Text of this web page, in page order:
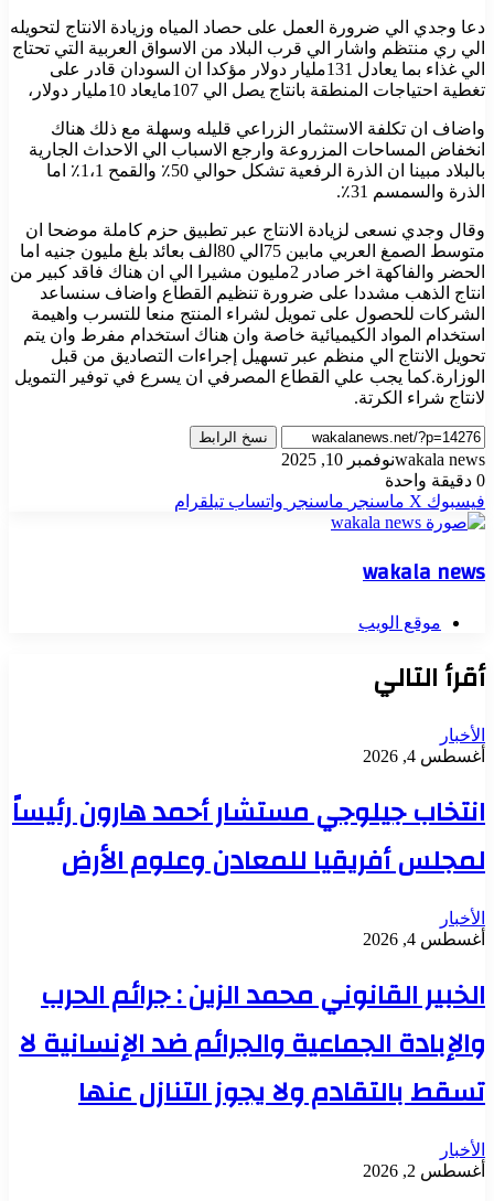
دعا وجدي الي ضرورة العمل على حصاد المياه وزيادة الانتاج لتحويله
الي ري منتظم واشار الي قرب البلاد من الاسواق العربية التي تحتاج
الي غذاء بما يعادل 131مليار دولار مؤكدا ان السودان قادر على
تغطية احتياجات المنطقة بانتاج يصل الي 107مايعاد 10مليار دولار،
واضاف ان تكلفة الاستثمار الزراعي قليله وسهلة مع ذلك هناك
انخفاض المساحات المزروعة وارجع الاسباب الي الاحداث الجارية
بالبلاد مبينا ان الذرة الرفعية تشكل حوالي 50٪ والقمح 1،1٪ اما
الذرة والسمسم 31٪.
وقال وجدي نسعى لزيادة الانتاج عبر تطبيق حزم كاملة موضحا ان
متوسط الصمغ العربي مابين 75الي 80الف بعائد بلغ مليون جنيه اما
الحضر والفاكهة اخر صادر 2مليون مشيرا الي ان هناك فاقد كبير من
انتاج الذهب مشددا على ضرورة تنظيم القطاع واضاف سنساعد
الشركات للحصول على تمويل لشراء المنتج منعا للتسرب واهيمة
استخدام المواد الكيميائية خاصة وان هناك استخدام مفرط وان يتم
تحويل الانتاج الي منظم عبر تسهيل إجراءات التصاديق من قبل
الوزارة.كما يجب علي القطاع المصرفي ان يسرع في توفير التمويل
لانتاج شراء الكرتة.
نسخ الرابط
wakala newsنوفمبر 10, 2025
0 دقيقة واحدة
فيسبوك ‫X ماسنجر ماسنجر واتساب تيلقرام
wakala news
موقع الويب
أقرأ التالي
الأخبار
أغسطس 4, 2026
انتخاب جيلوجي مستشار أحمد هارون رئيساً
لمجلس أفريقيا للمعادن وعلوم الأرض
الأخبار
أغسطس 4, 2026
الخبير القانوني محمد الزين : جرائم الحرب
والإبادة الجماعية والجرائم ضد الإنسانية لا
تسقط بالتقادم ولا يجوز التنازل عنها
الأخبار
أغسطس 2, 2026